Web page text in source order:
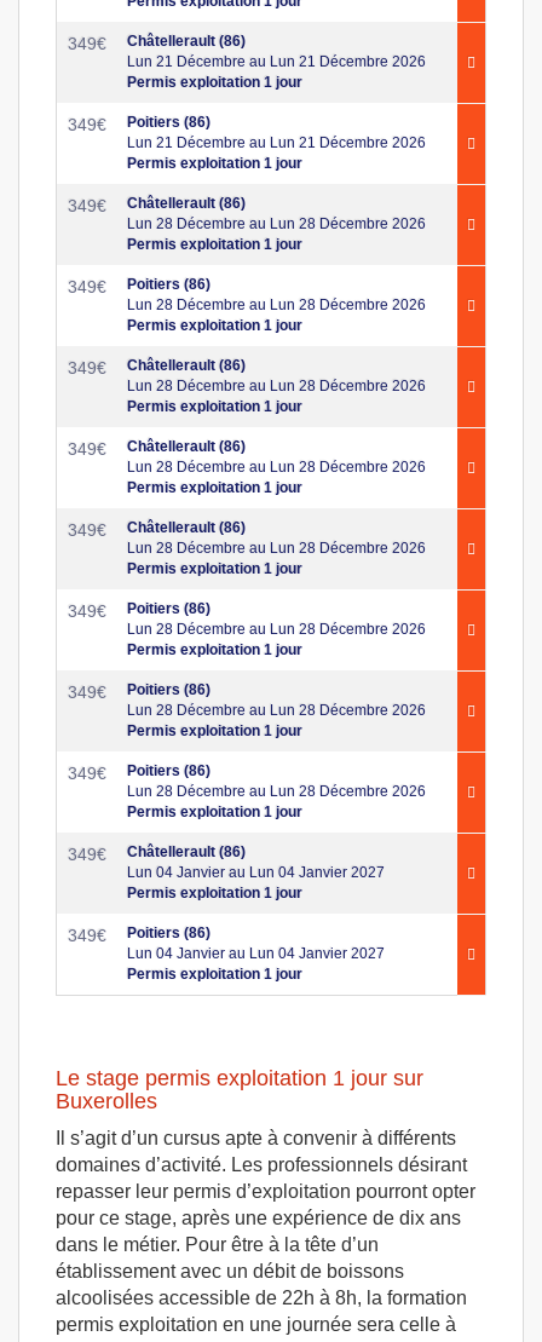
349€
Châtellerault (86)
Lun 21 Décembre au Lun 21 Décembre 2026
Permis exploitation 1 jour
349€
Poitiers (86)
Lun 21 Décembre au Lun 21 Décembre 2026
Permis exploitation 1 jour
349€
Châtellerault (86)
Lun 28 Décembre au Lun 28 Décembre 2026
Permis exploitation 1 jour
349€
Poitiers (86)
Lun 28 Décembre au Lun 28 Décembre 2026
Permis exploitation 1 jour
349€
Châtellerault (86)
Lun 28 Décembre au Lun 28 Décembre 2026
Permis exploitation 1 jour
349€
Châtellerault (86)
Lun 28 Décembre au Lun 28 Décembre 2026
Permis exploitation 1 jour
349€
Châtellerault (86)
Lun 28 Décembre au Lun 28 Décembre 2026
Permis exploitation 1 jour
349€
Poitiers (86)
Lun 28 Décembre au Lun 28 Décembre 2026
Permis exploitation 1 jour
349€
Poitiers (86)
Lun 28 Décembre au Lun 28 Décembre 2026
Permis exploitation 1 jour
349€
Poitiers (86)
Lun 28 Décembre au Lun 28 Décembre 2026
Permis exploitation 1 jour
349€
Châtellerault (86)
Lun 04 Janvier au Lun 04 Janvier 2027
Permis exploitation 1 jour
349€
Poitiers (86)
Lun 04 Janvier au Lun 04 Janvier 2027
Permis exploitation 1 jour
Le stage permis exploitation 1 jour sur
Buxerolles
Il s’agit d’un cursus apte à convenir à différents
domaines d’activité. Les professionnels désirant
repasser leur permis d’exploitation pourront opter
pour ce stage, après une expérience de dix ans
dans le métier. Pour être à la tête d’un
établissement avec un débit de boissons
alcoolisées accessible de 22h à 8h, la formation
permis exploitation en une journée sera celle à